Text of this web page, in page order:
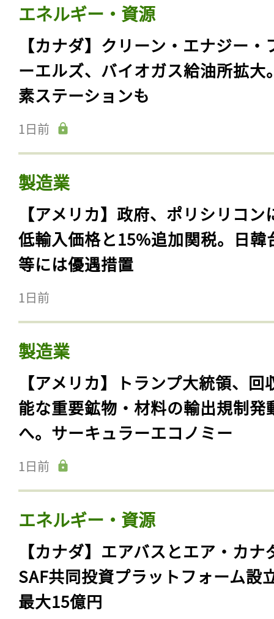
エネルギー・資源
【カナダ】クリーン・エナジー・
ーエルズ、バイオガス給油所拡大
素ステーションも
1日前
製造業
【アメリカ】政府、ポリシリコン
低輸入価格と15%追加関税。日韓
等には優遇措置
1日前
製造業
【アメリカ】トランプ大統領、回
能な重要鉱物・材料の輸出規制発
へ。サーキュラーエコノミー
1日前
エネルギー・資源
【カナダ】エアバスとエア・カナ
SAF共同投資プラットフォーム設
最大15億円